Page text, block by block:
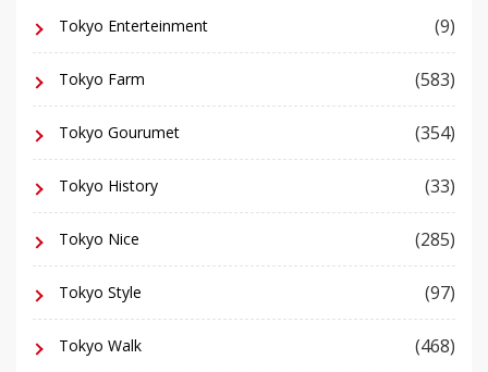
Tokyo Enterteinment (9)
Tokyo Farm (583)
Tokyo Gourumet (354)
Tokyo History (33)
Tokyo Nice (285)
Tokyo Style (97)
Tokyo Walk (468)